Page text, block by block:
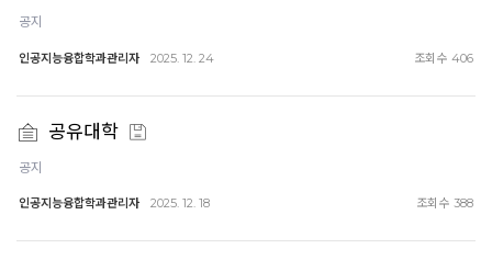
공지
인공지능융합학과관리자 2025. 12. 24 조회수 406
공유대학
공지
인공지능융합학과관리자 2025. 12. 18 조회수 388